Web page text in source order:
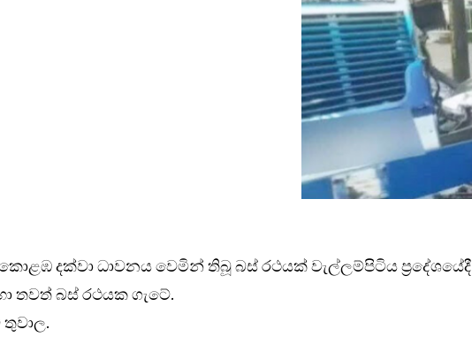
දක්වා ධාවනය වෙමින් තිබූ බස් රථයක් වැල්ලම්පිටිය ප්‍රදේශයේදී
තවත් බස් රථයක ගැටේ.